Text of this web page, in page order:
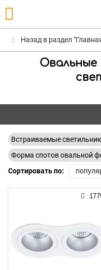
Назад в раздел
Встраиваемые
Форма спотов овальной
Сортировать по: